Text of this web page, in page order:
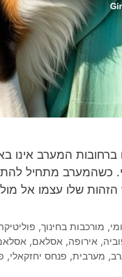
המערב אינו
כשהמערב מתחיל
שלו עצמו אל מול
, מורכבות בחינוך,
, אירופה, אסלאם,
, מערבית, פנחס יחזקאלי,